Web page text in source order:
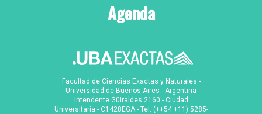
Agenda
Facultad de Ciencias Exactas y Naturales -
Universidad de Buenos Aires - Argentina
Intendente Güiraldes 2160 - Ciudad
Universitaria - C1428EGA - Tel. (++54 +11) 5285-